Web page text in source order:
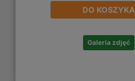
DO KOSZYKA
Galeria zdjęć